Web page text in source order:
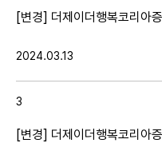
[변경] 더제이더행복코리아
2024.03.13
3
[변경] 더제이더행복코리아